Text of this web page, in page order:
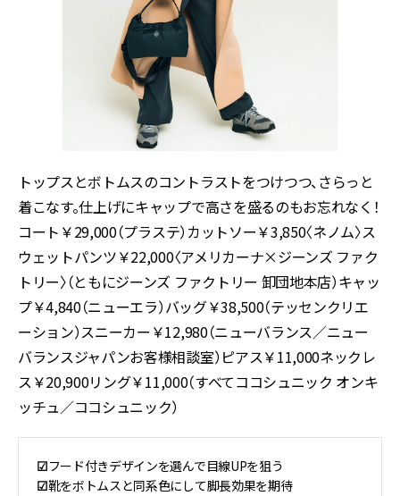
トップスとボトムスのコントラストをつけつつ、さらっと
着こなす。仕上げにキャップで高さを盛るのもお忘れなく！
コート￥29,000（プラステ）カットソー￥3,850〈ネノム〉ス
ウェットパンツ￥22,000〈アメリカーナ×ジーンズ ファク
トリー〉（ともにジーンズ ファクトリー 卸団地本店）キャッ
プ￥4,840（ニューエラ）バッグ￥38,500（テッセンクリエ
ーション）スニーカー￥12,980（ニューバランス／ニュー
バランスジャパンお客様相談室）ピアス￥11,000ネックレ
ス￥20,900リング￥11,000（すべてココシュニック オンキ
ッチュ／ココシュニック）
☑︎フード付きデザインを選んで目線UPを狙う
☑︎靴をボトムスと同系色にして脚長効果を期待